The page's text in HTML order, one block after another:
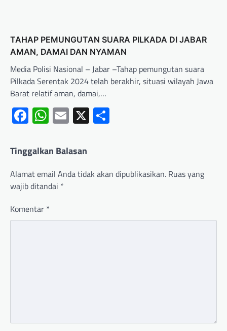
TAHAP PEMUNGUTAN SUARA PILKADA DI JABAR
AMAN, DAMAI DAN NYAMAN
Media Polisi Nasional – Jabar –Tahap pemungutan suara
Pilkada Serentak 2024 telah berakhir, situasi wilayah Jawa
Barat relatif aman, damai,…
Facebook
WhatsApp
Email
X
Tinggalkan Balasan
Alamat email Anda tidak akan dipublikasikan. Ruas yang
wajib ditandai *
Komentar *